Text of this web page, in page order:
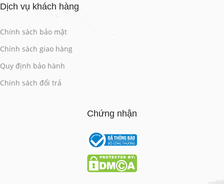
Dịch vụ khách hàng
Chính sách bảo mật
Chính sách giao hàng
Quy định bảo hành
Chính sách đổi trả
Chứng nhận